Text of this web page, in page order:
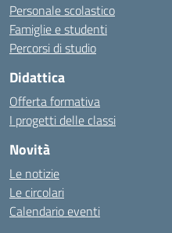
Personale scolastico
Famiglie e studenti
Percorsi di studio
Didattica
Offerta formativa
I progetti delle classi
Novità
Le notizie
Le circolari
Calendario eventi